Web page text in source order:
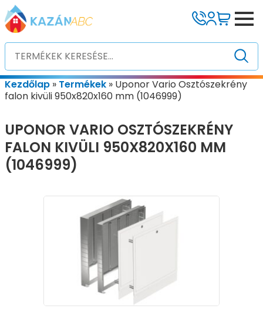
Kezdőlap » Termékek » Uponor Vario Osztószekrény
falon kivüli 950x820x160 mm (1046999)
UPONOR VARIO OSZTÓSZEKRÉNY
FALON KIVÜLI 950X820X160 MM
(1046999)